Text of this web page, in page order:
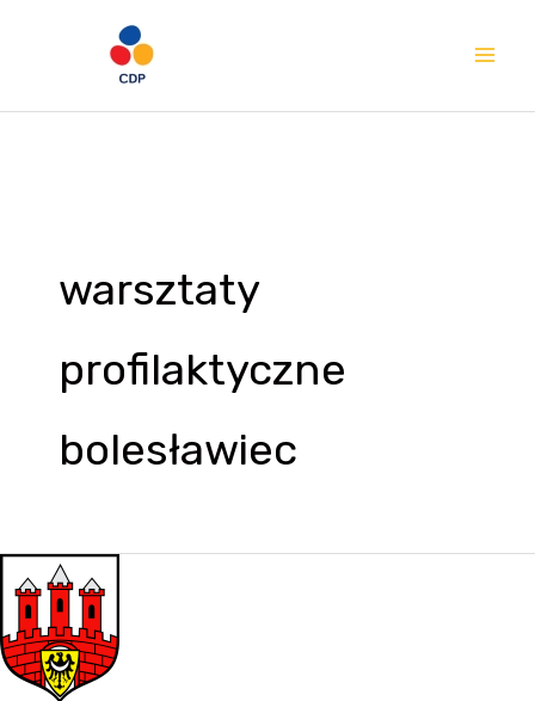
warsztaty
profilaktyczne
bolesławiec
Bolesławiec
Program
rekomendowany